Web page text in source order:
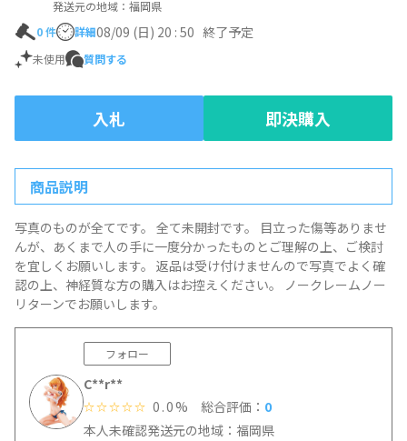
発送元の地域：福岡県
0件 詳細08/09 (日) 20 : 50 終了予定
未使用 質問する
入札 即決購入
商品説明
写真のものが全てです。 全て未開封です。 目立った傷等ありませ
んが、あくまで人の手に一度分かったものとご理解の上、ご検討
を宜しくお願いします。 返品は受け付けませんので写真でよく確
認の上、神経質な方の購入はお控えください。 ノークレームノー
リターンでお願いします。
フォロー
C**r**
☆☆☆☆☆ 0.0% 総合評価： 0
本人未確認発送元の地域：福岡県